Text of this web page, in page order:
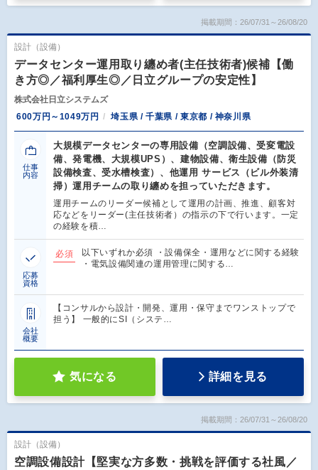
掲載期間：26/07/31～26/08/20
設計（設備）
データセンター運用取り纏め者(主任技術者)候補【働
き方◎／福利厚生◎／日立グループの安定性】
株式会社日立システムズ
600万円～1049万円
埼玉県 / 千葉県 / 東京都 / 神奈川県
仕事
内容
大規模データセンターの専用設備（空調設備、受変電設
備、発電機、大規模UPS）、建物設備、衛生設備（防災
設備検査、受水槽検査）、他運用 サービス（ビル外装清
掃）運用チームの取り纏めを担っていただきます。
運用チームのリーダー候補として運用の計画、推進、顧客対
応などをリーダー(主任技術者）の指示の下で行います。一定
の経験を積…
応募
資格
必須
以下いずれか必須 ・設備保全・運用などに関する経験
・電気設備関連の運用管理に関する…
会社
概要
【コンサルから設計・開発、運用・保守までワンストップで
担う】 一般的にSI（システ…
気になる 詳細を見る
掲載期間：26/07/31～26/08/20
設計（設備）
空調設備設計【堅実な方多数・挑戦を評価する社風／